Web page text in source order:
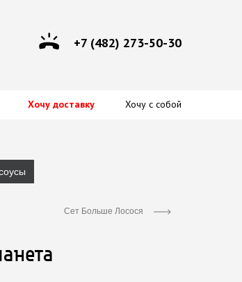
+7 (482) 273-50-30
Хочу доставку Хочу с собой
Сет Больше Лосося